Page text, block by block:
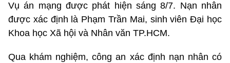
Vụ án mạng được phát hiện sáng 8/7. Nạn nhân
được xác định là Phạm Trần Mai, sinh viên Đại học
Khoa học Xã hội và Nhân văn TP.HCM.
Qua khám nghiệm, công an xác định nạn nhân có